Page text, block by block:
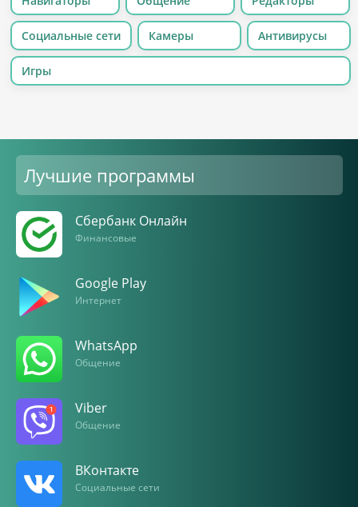
Социальные сети Камеры Антивирусы
Игры
Лучшие программы
Сбербанк Онлайн
Финансовые
Google Play
Интернет
WhatsApp
Общение
Viber
Общение
ВКонтакте
Социальные сети